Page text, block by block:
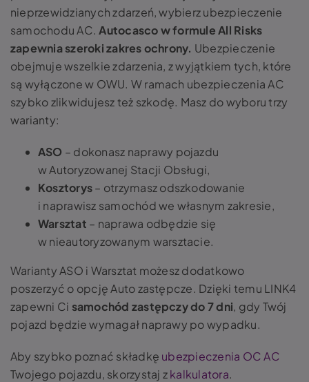
nieprzewidzianych zdarzeń, wybierz ubezpieczenie
samochodu AC.Autocasco w formule All Risks
zapewnia szeroki zakres ochrony. Ubezpieczenie
obejmuje wszelkie zdarzenia, z wyjątkiem tych, które
są wyłączone w OWU. W ramach ubezpieczenia AC
szybko zlikwidujesz też szkodę. Masz do wyboru trzy
warianty:
ASO – dokonasz naprawy pojazdu
w Autoryzowanej Stacji Obsługi,
Kosztorys– otrzymasz odszkodowanie
i naprawisz samochód we własnym zakresie,
Warsztat – naprawa odbędzie się
w nieautoryzowanym warsztacie.
Warianty ASO i Warsztat możesz dodatkowo
poszerzyć o opcję Auto zastępcze. Dzięki temu LINK4
zapewni Ci samochód zastępczy do 7 dni, gdy Twój
pojazd będzie wymagał naprawy po wypadku.
Aby szybko poznać składkę ubezpieczenia OC AC
Twojego pojazdu, skorzystaj zkalkulatora.